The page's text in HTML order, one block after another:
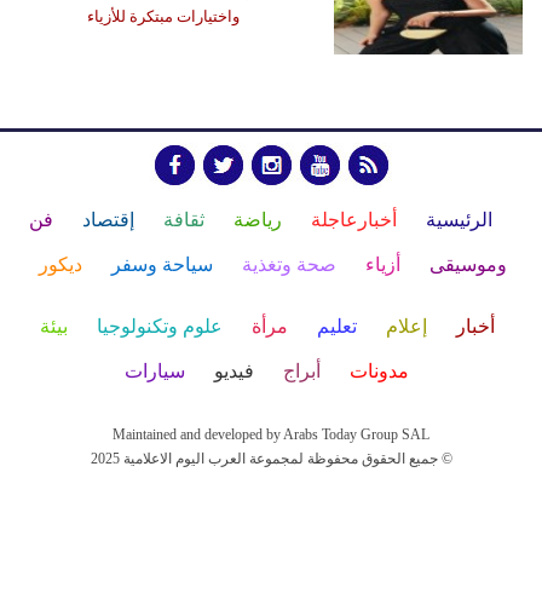
واختيارات مبتكرة للأزياء
الرئيسية أخبارعاجلة رياضة ثقافة إقتصاد فن
وموسيقى أزياء صحة وتغذية سياحة وسفر ديكور
أخبار إعلام تعليم مرأة علوم وتكنولوجيا بيئة
مدونات أبراج فيديو سيارات
Maintained and developed by Arabs Today Group SAL
جميع الحقوق محفوظة لمجموعة العرب اليوم الاعلامية 2025 ©